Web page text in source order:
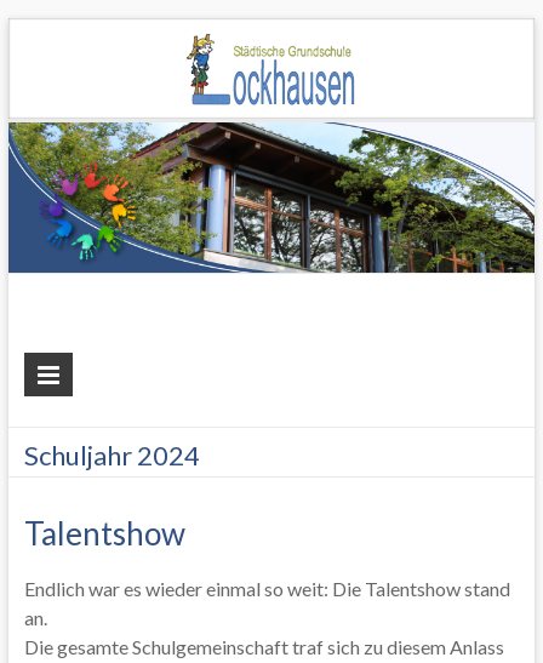
Schuljahr 2024
Talentshow
Endlich war es wieder einmal so weit: Die Talentshow stand
an.
Die gesamte Schulgemeinschaft traf sich zu diesem Anlass